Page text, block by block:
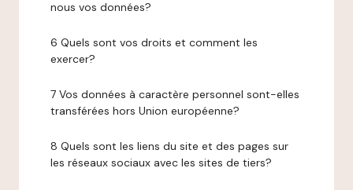
nous vos données?
6 Quels sont vos droits et comment les
exercer?
7 Vos données à caractère personnel sont-elles
transférées hors Union européenne?
8 Quels sont les liens du site et des pages sur
les réseaux sociaux avec les sites de tiers?